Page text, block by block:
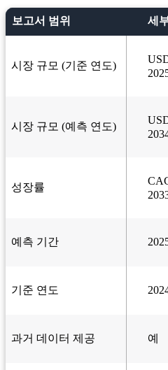
보고서 범위 세
시장 규모 (기준 연도)
시장 규모 (예측 연도)
성장률
예측 기간
기준 연도
과거 데이터 제공 예